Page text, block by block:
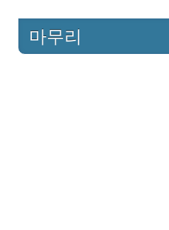
마무리